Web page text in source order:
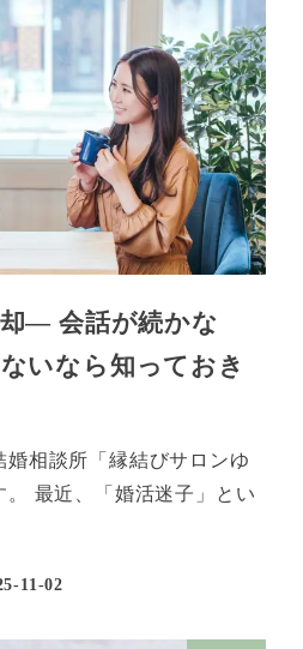
― 会話が続かな
いなら知っておき
婚相談所「縁結びサロンゆ
。 最近、「婚活迷子」とい
11-02